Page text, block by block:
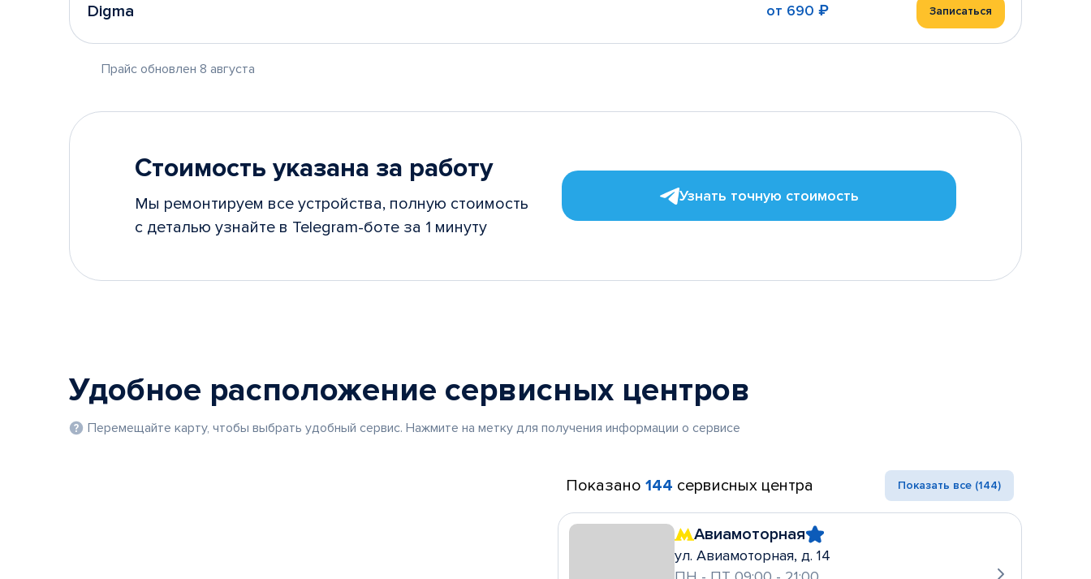
Digma от 690 ₽ Записаться
Прайс обновлен 8 августа
Стоимость указана за работу
Мы ремонтируем все устройства, полную стоимость
с деталью узнайте в Telegram-боте за 1 минуту
Узнать точную стоимость
Удобное расположение сервисных центров
Перемещайте карту, чтобы выбрать удобный сервис. Нажмите на метку для получения информации о сервисе
Показано 144 сервисных центра Показать все (144)
Авиамоторная
ул. Авиамоторная, д. 14